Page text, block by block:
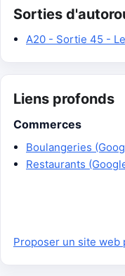
Sorties
A20 - Sortie 45 -
Liens profonds
Commerces
Boulangeries
Restaurants
Proposer un site web